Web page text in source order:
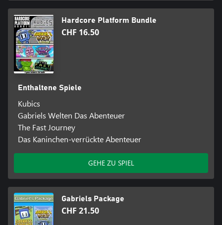
Hardcore Platform Bundle
CHF 16.50
Enthaltene Spiele
Kubics
Gabriels Welten Das Abenteuer
The Fast Journey
Das Kaninchen-verrückte Abenteuer
GEHE ZU SPIEL
Gabriels Package
CHF 21.50